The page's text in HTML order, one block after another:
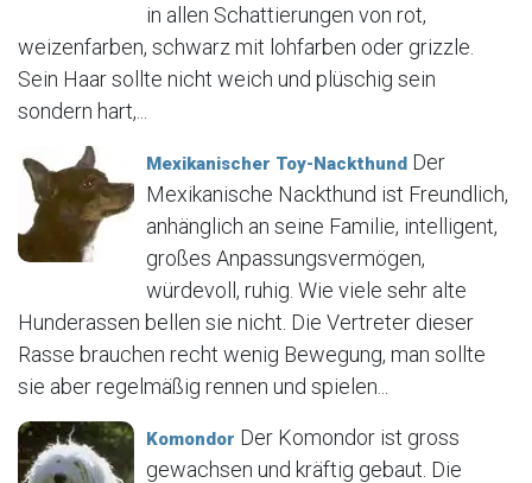
in allen Schattierungen von rot,
weizenfarben, schwarz mit lohfarben oder grizzle.
Sein Haar sollte nicht weich und plüschig sein
sondern hart,...
Mexikanischer Toy-Nackthund Der
Mexikanische Nackthund ist Freundlich,
anhänglich an seine Familie, intelligent,
großes Anpassungsvermögen,
würdevoll, ruhig. Wie viele sehr alte
Hunderassen bellen sie nicht. Die Vertreter dieser
Rasse brauchen recht wenig Bewegung, man sollte
sie aber regelmäßig rennen und spielen...
Komondor Der Komondor ist gross
gewachsen und kräftig gebaut. Die